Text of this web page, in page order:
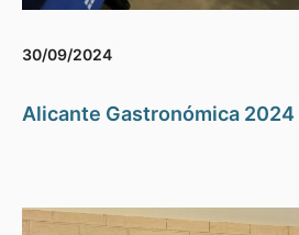
30/09/2024
Alicante Gastronómica 2024